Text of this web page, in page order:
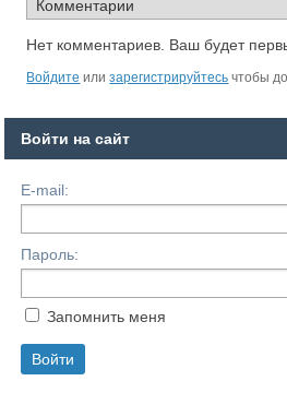
Нет комментариев. Ваш будет
Войдите илизарегистрируйтесь чтобы
Войти на сайт
E-mail:
Пароль:
Запомнить меня